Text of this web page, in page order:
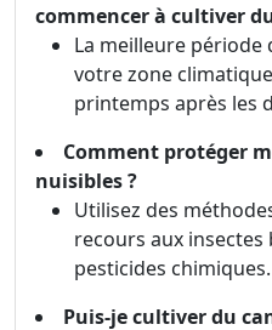
commencer à cultiver
La meilleure
votre zone
printemps après les
Comment protéger
nuisibles ?
Utilisez des
recours aux insectes
pesticides chimiques.
Puis-je cultiver du